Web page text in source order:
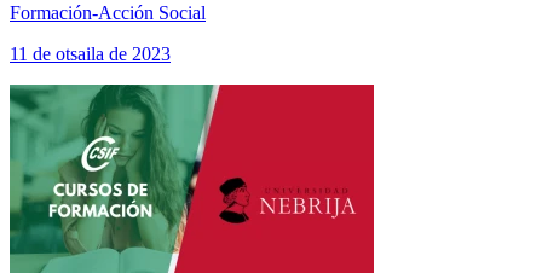
Formación-Acción Social
11 de otsaila de 2023